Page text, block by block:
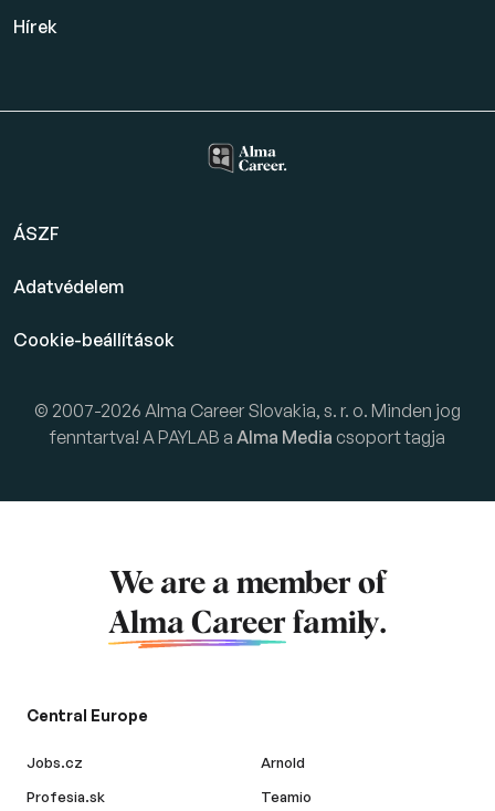
Hírek
ÁSZF
Adatvédelem
Cookie-beállítások
© 2007-2026 Alma Career Slovakia, s. r. o. Minden jog
fenntartva! A PAYLAB a Alma Media csoport tagja
We are a member of
Alma Career family.
Central Europe
Jobs.cz
Profesia.sk
Arnold
Teamio